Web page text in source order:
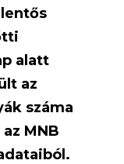
alatt
az
száma
MNB